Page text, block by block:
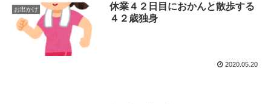
お出かけ
休業４２日目におかんと散歩する
４２歳独身
2020.05.20